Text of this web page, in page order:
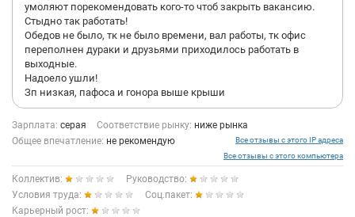
умоляют порекомендовать кого-то чтоб закрыть вакансию.
Стыдно так работать!
Обедов не было, тк не было времени, вал работы, тк офис
переполнен дураки и друзьями приходилось работать в
выходные.
Надоело ушли!
Зп низкая, пафоса и гонора выше крыши
Зарплата: серая Соответствие рынку: ниже рынка
Общее впечатление: не рекомендую
Все отзывы с этого IP адреса
Все отзывы с этого компьютера
Коллектив:
Руководство:
Условия труда:
Соц.пакет:
Карьерный рост: